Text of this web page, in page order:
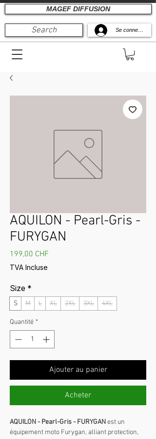
MAGEF DIFFUSION
Search Se connecter
AQUILON - Pearl-Gris -
FURYGAN
199,00 CHF
TVA Incluse
Size *
S M L XL 2XL 3XL 4XL
Quantité *
Ajouter au panier
Acheter
AQUILON - Pearl-Gris - FURYGANest un
équipement moto Furygan, alliant protection,